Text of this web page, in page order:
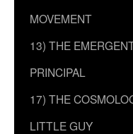
MOVEMENT
13) THE
PRINCIPAL
17) THE
LITTLE GUY